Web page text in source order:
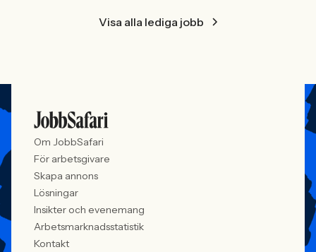
Visa alla lediga jobb
Om JobbSafari
För arbetsgivare
Skapa annons
Lösningar
Insikter och evenemang
Arbetsmarknadsstatistik
Kontakt